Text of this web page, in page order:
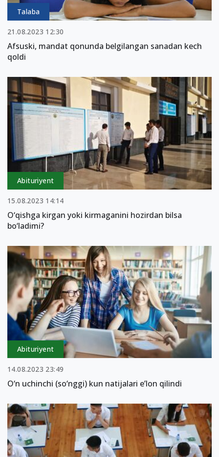
Talaba
21.08.2023 12:30
Afsuski, mandat qonunda belgilangan sanadan kech
qoldi
Abituriyent
15.08.2023 14:14
O‘qishga kirgan yoki kirmaganini hozirdan bilsa
bo‘ladimi?
Abituriyent
14.08.2023 23:49
O‘n uchinchi (so‘nggi) kun natijalari e’lon qilindi